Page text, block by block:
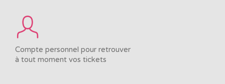
Compte personnel pour retrouver
à tout moment vos tickets